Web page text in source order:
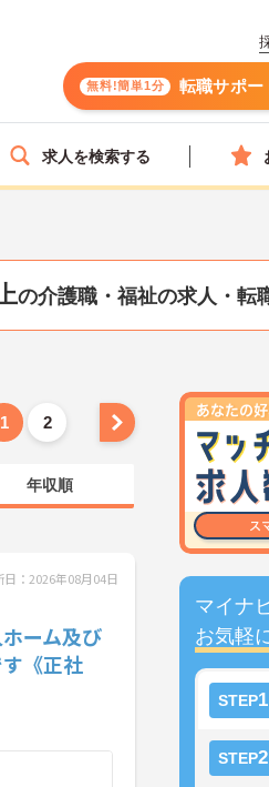
無料!簡単1分 転職サポー
求人を検索する
の介護職・福祉の求人・転
マイナ
お気軽
STEP1
STEP2
1 2
年収順
日：2026年08月04日
ーム及び
《正社